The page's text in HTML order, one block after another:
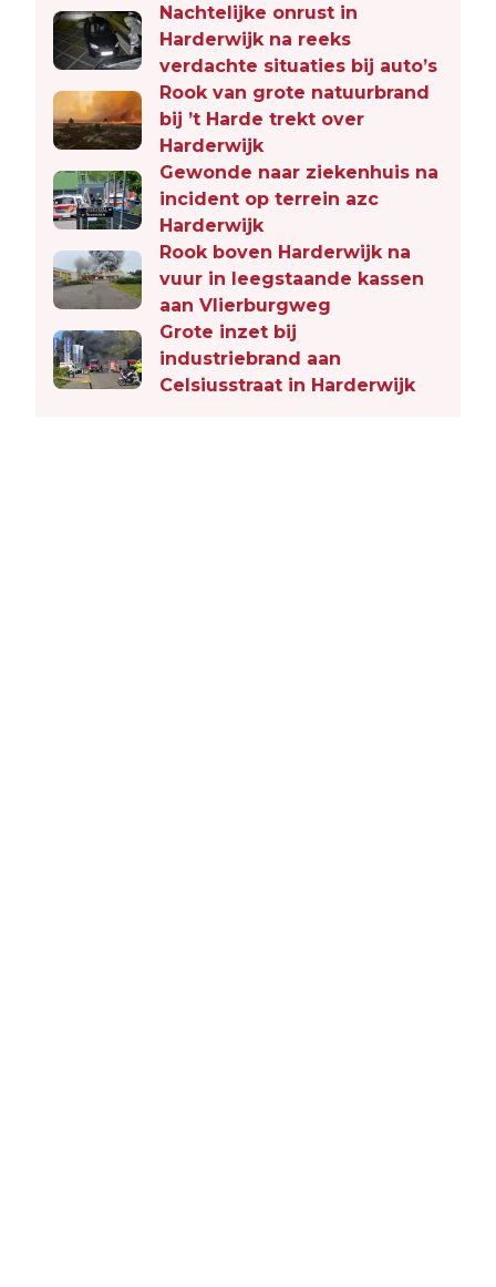
Nachtelijke onrust in
Harderwijk na reeks
verdachte situaties bij auto’s
Rook van grote natuurbrand
bij ’t Harde trekt over
Harderwijk
Gewonde naar ziekenhuis na
incident op terrein azc
Harderwijk
Rook boven Harderwijk na
vuur in leegstaande kassen
aan Vlierburgweg
Grote inzet bij
industriebrand aan
Celsiusstraat in Harderwijk